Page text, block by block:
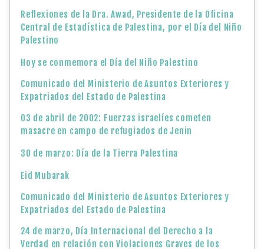
Reflexiones de la Dra. Awad, Presidente de la Oficina
Central de Estadística de Palestina, por el Día del Niño
Palestino
Hoy se conmemora el Día del Niño Palestino
Comunicado del Ministerio de Asuntos Exteriores y
Expatriados del Estado de Palestina
03 de abril de 2002: Fuerzas israelíes cometen
masacre en campo de refugiados de Jenin
30 de marzo: Día de la Tierra Palestina
Eid Mubarak
Comunicado del Ministerio de Asuntos Exteriores y
Expatriados del Estado de Palestina
24 de marzo, Día Internacional del Derecho a la
Verdad en relación con Violaciones Graves de los